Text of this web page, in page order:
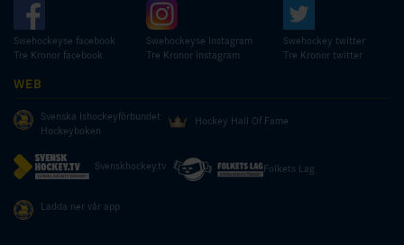
Swehockeyse facebook
Tre Kronor facebook
Swehockeyse Instagram
Tre Kronor instagram
Swehockey twitter
Tre Kronor twitter
WEB
Svenska Ishockeyförbundet
Hockeyboken
Hockey Hall Of Fame
Svenskhockey.tv Folkets Lag
Ladda ner vår app